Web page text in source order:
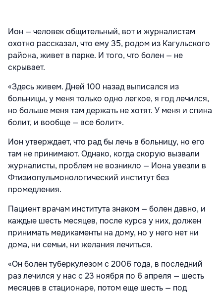
Ион — человек общительный, вот и журналистам
охотно рассказал, что ему 35, родом из Кагульского
района, живет в парке. И того, что болен — не
скрывает.
«Здесь живем. Дней 100 назад выписался из
больницы, у меня только одно легкое, я год лечился,
но больше меня там держать не хотят. У меня и спина
болит, и вообще — все болит».
Ион утверждает, что рад бы лечь в больницу, но его
там не принимают. Однако, когда скорую вызвали
журналисты, проблем не возникло — Иона увезли в
Фтизиопульмонологический институт без
промедления.
Пациент врачам института знаком — болен давно, и
каждые шесть месяцев, после курса у них, должен
принимать медикаменты на дому, но у него нет ни
дома, ни семьи, ни желания лечиться.
«Он болен туберкулезом с 2006 года, в последний
раз лечился у нас с 23 ноября по 6 апреля — шесть
месяцев в стационаре, потом еще шесть — под